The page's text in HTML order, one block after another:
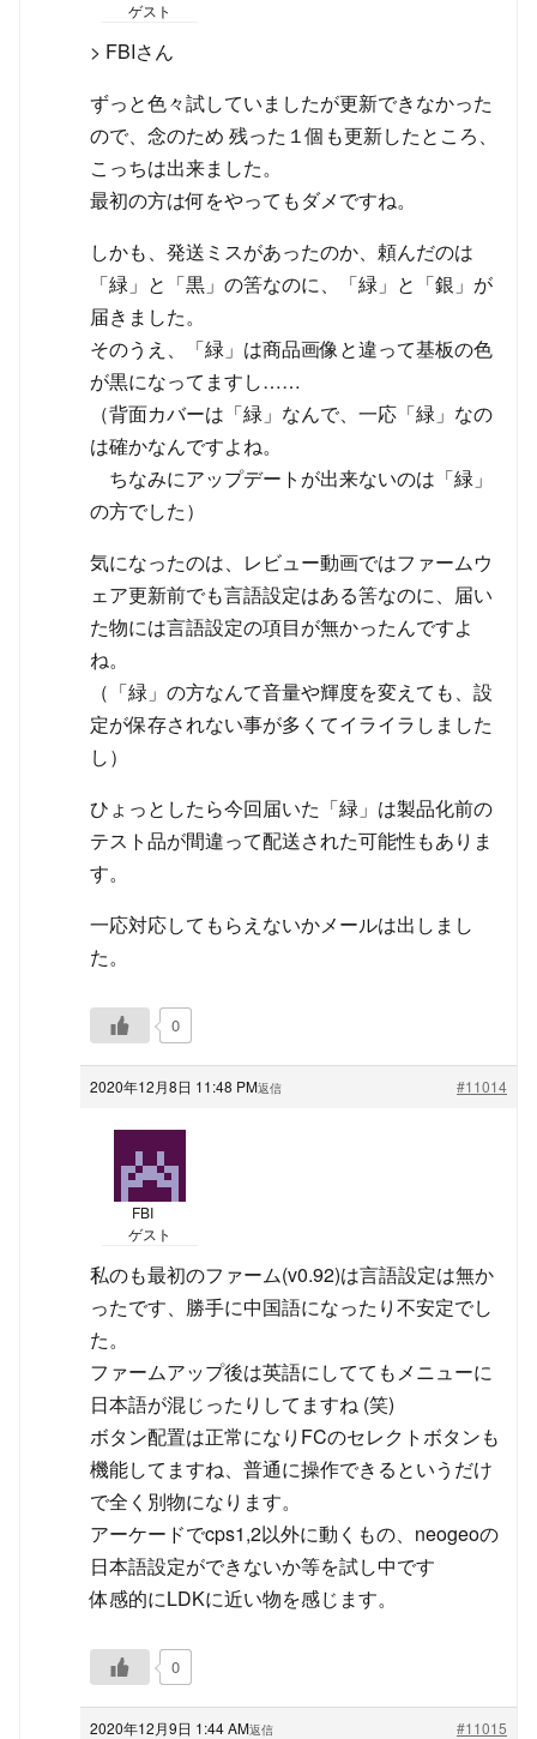
ゲスト
> FBIさん
ずっと色々試していましたが更新できなかった
ので、念のため 残った１個も更新したところ、
こっちは出来ました。
最初の方は何をやってもダメですね。
しかも、発送ミスがあったのか、頼んだのは
「緑」と「黒」の筈なのに、「緑」と「銀」が
届きました。
そのうえ、「緑」は商品画像と違って基板の色
が黒になってますし……
（背面カバーは「緑」なんで、一応「緑」なの
は確かなんですよね。
ちなみにアップデートが出来ないのは「緑」
の方でした）
気になったのは、レビュー動画ではファームウ
ェア更新前でも言語設定はある筈なのに、届い
た物には言語設定の項目が無かったんですよ
ね。
（「緑」の方なんて音量や輝度を変えても、設
定が保存されない事が多くてイライラしました
し）
ひょっとしたら今回届いた「緑」は製品化前の
テスト品が間違って配送された可能性もありま
す。
一応対応してもらえないかメールは出しまし
た。
0
2020年12月8日 11:48 PM #11014
返信
FBI
ゲスト
私のも最初のファーム(v0.92)は言語設定は無か
ったです、勝手に中国語になったり不安定でし
た。
ファームアップ後は英語にしててもメニューに
日本語が混じったりしてますね (笑)
ボタン配置は正常になりFCのセレクトボタンも
機能してますね、普通に操作できるというだけ
で全く別物になります。
アーケードでcps1,2以外に動くもの、neogeoの
日本語設定ができないか等を試し中です
体感的にLDKに近い物を感じます。
0
2020年12月9日 1:44 AM #11015
返信